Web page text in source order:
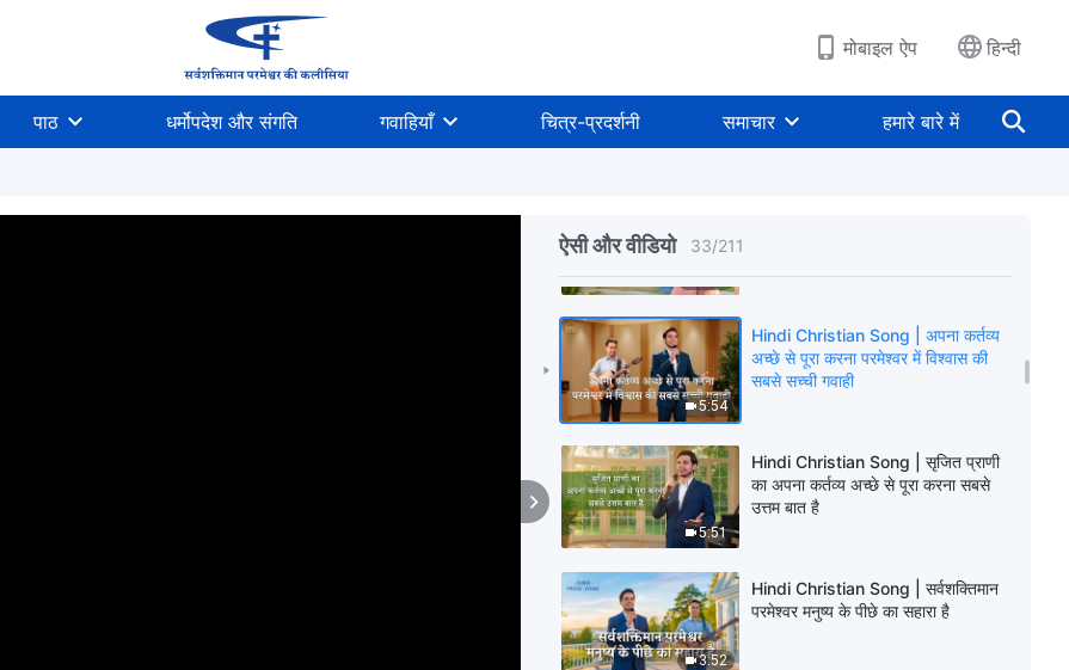
मोबाइल ऐप हिन्दी
पाठ धर्मोपदेश और संगति गवाहियाँ चित्र-प्रदर्शनी समाचार हमारे बारे में
ऐसी और वीडियो 33/211
4:13
है
5:03
5:54
Hindi Christian Song | अपना कर्तव्य
अच्छे से पूरा करना परमेश्वर में विश्वास की
सबसे सच्ची गवाही
5:51
Hindi Christian Song | सृजित प्राणी
का अपना कर्तव्य अच्छे से पूरा करना सबसे
उत्तम बात है
3:52
Hindi Christian Song | सर्वशक्तिमान
परमेश्वर मनुष्य के पीछे का सहारा है